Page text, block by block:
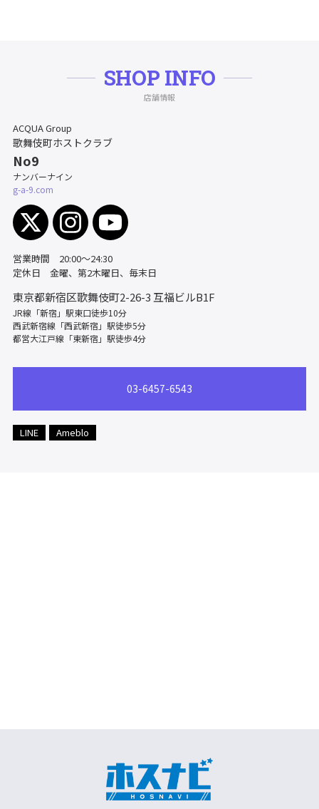
SHOP INFO
店舗情報
ACQUA Group
歌舞伎町ホストクラブ
No9
ナンバーナイン
g-a-9.com
営業時間 20:00～24:30
定休日 金曜、第2木曜日、毎末日
東京都新宿区歌舞伎町2-26-3 互福ビルB1F
JR線「新宿」駅東口徒歩10分
西武新宿線「西武新宿」駅徒歩5分
都営大江戸線「東新宿」駅徒歩4分
03-6457-6543
LINE Ameblo